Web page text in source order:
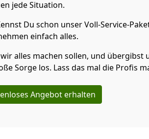
jede Situation.
Du schon unser Voll-Service-
einfach alles.
alles machen sollen, und übergibst
Sorge los. Lass das mal die Profis
Angebot erhalten